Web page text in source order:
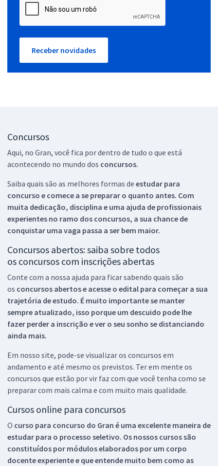
Receber novidades
Concursos
Aqui, no Gran, você fica por dentro de tudo o que está
acontecendo no mundo dos concursos.
Saiba quais são as melhores formas de estudar para
concurso e comece a se preparar o quanto antes. Com
muita dedicação, disciplina e uma ajuda de profissionais
experientes no ramo dos concursos, a sua chance de
conquistar uma vaga passa a ser bem maior.
Concursos abertos: saiba sobre todos
os concursos com inscrições abertas
Conte com a nossa ajuda para ficar sabendo quais são
os concursos abertos e acesse o edital para começar a sua
trajetória de estudo. É muito importante se manter
sempre atualizado, isso porque um descuido pode lhe
fazer perder a inscrição e ver o seu sonho se distanciando
ainda mais.
Em nosso site, pode-se visualizar os concursos em
andamento e até mesmo os previstos. Ter em mente os
concursos que estão por vir faz com que você tenha como se
preparar com mais calma e com muito mais qualidade.
Cursos online para concursos
O curso para concurso do Gran é uma excelente maneira de
estudar para o processo seletivo. Os nossos cursos são
constituídos por módulos elaborados por um corpo
docente experiente e que entende muito bem como as